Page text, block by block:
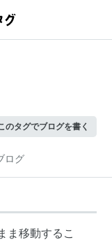
のタグでブログを書く
ログ
ま移動するこ